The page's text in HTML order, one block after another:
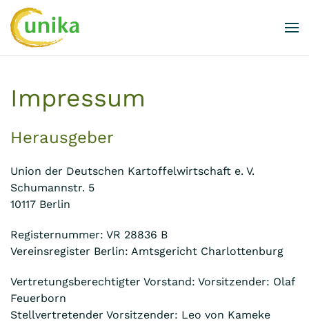
Skip to main content
Impressum
Herausgeber
Union der Deutschen Kartoffelwirtschaft e. V.
Schumannstr. 5
10117 Berlin
Registernummer: VR 28836 B
Vereinsregister Berlin: Amtsgericht Charlottenburg
Vertretungsberechtigter Vorstand: Vorsitzender: Olaf
Feuerborn
Stellvertretender Vorsitzender: Leo von Kameke